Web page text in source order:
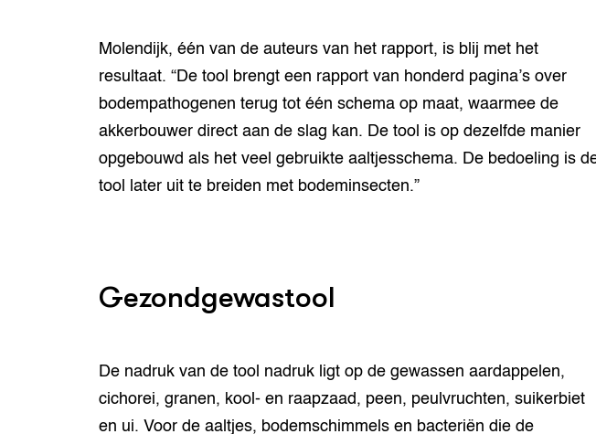
Molendijk, één van de auteurs van het rapport, is blij met het
resultaat. “De tool brengt een rapport van honderd pagina’s over
bodempathogenen terug tot één schema op maat, waarmee de
akkerbouwer direct aan de slag kan. De tool is op dezelfde manier
opgebouwd als het veel gebruikte aaltjesschema. De bedoeling is
tool later uit te breiden met bodeminsecten.”
Gezondgewastool
De nadruk van de tool nadruk ligt op de gewassen aardappelen,
cichorei, granen, kool- en raapzaad, peen, peulvruchten, suikerbiet
en ui. Voor de aaltjes, bodemschimmels en bacteriën die de